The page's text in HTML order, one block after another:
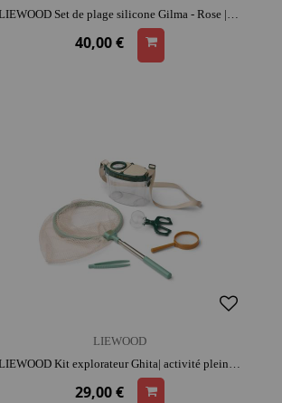
LIEWOOD Set de plage silicone Gilma - Rose | silicone | activité plein air | imagination | jeu de plage
40,00 €
LIEWOOD
LIEWOOD Kit explorateur Ghita| activité plein air [ développe observation et curiosité
29,00 €